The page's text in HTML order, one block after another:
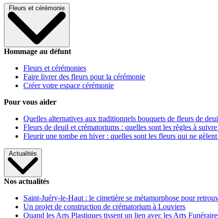
Fleurs et cérémonie
Hommage au défunt
Fleurs et cérémonies
Faire livrer des fleurs pour la cérémonie
Créer votre espace cérémonie
Pour vous aider
Quelles alternatives aux traditionnels bouquets de fleurs de
Fleurs de deuil et crématoriums : quelles sont les règles à
Fleurir une tombe en hiver : quelles sont les fleurs qui ne gèlent
Actualités
Nos actualités
Saint-Juéry-le-Haut : le cimetière se métamorphose pour
Un projet de construction de crématorium à Louviers
Quand les Arts Plastiques tissent un lien avec les Arts